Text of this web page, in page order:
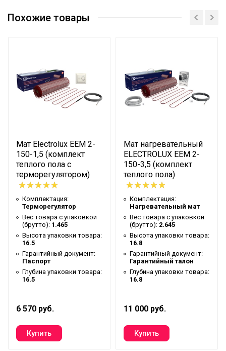
Вес товара с упаковкой
Глубина упаковки товара
25
Терморегулятор
В комплекте
Цвет корпуса
Красный
Ширина упаковки товара
55
Вид напольного
покрытия
Керамическая плитка
Бренд
Electrolux
Макс. потребляемая
мощность
0.18
Тип нагревательного
элемента
Нагревательный
кабель
Длина товара
24
Серия
EASY FIX MAT
Высота товара
20
Глубина товара
50
Похожие товары
Мат Electrolux EEM 2-
150-1,5 (комплект
теплого пола с
терморегулятором)
Комплектация:
Терморегулятор
Вес товара с упаковкой
(брутто): 1.465
Высота упаковки товара:
16.5
Гарантийный документ:
Паспорт
Глубина упаковки товара:
16.5
6 570 руб.
Мат нагревательный
ELECTROLUX EEM 2-
150-3,5 (комплект
теплого пола)
Комплектация:
Нагревательный мат
Вес товара с упаковкой
(брутто): 2.645
Высота упаковки товара:
16.8
Гарантийный документ:
Гарантийный талон
Глубина упаковки товара:
16.8
11 000 руб.